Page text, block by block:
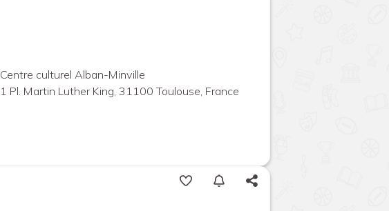
Centre culturel Alban-Minville
1 Pl. Martin Luther King, 31100 Toulouse, France